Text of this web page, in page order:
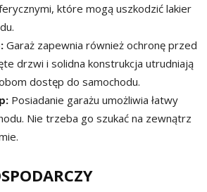
które mogą uszkodzić lakier
Garaż zapewnia również ochronę przed
drzwi i solidna konstrukcja utrudniają
dostęp do samochodu.
Posiadanie garażu umożliwia łatwy
Nie trzeba go szukać na zewnątrz